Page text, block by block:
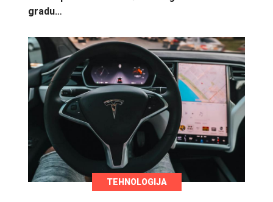
gradu…
TEHNOLOGIJA